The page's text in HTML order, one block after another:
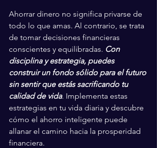
Ahorrar dinero no significa privarse de
todo lo que amas. Al contrario, se trata
de tomar decisiones financieras
conscientes y equilibradas. Con
disciplina y estrategia, puedes
construir un fondo sólido para el futuro
sin sentir que estás sacrificando tu
calidad de vida. Implementa estas
estrategias en tu vida diaria y descubre
cómo el ahorro inteligente puede
allanar el camino hacia la prosperidad
financiera.